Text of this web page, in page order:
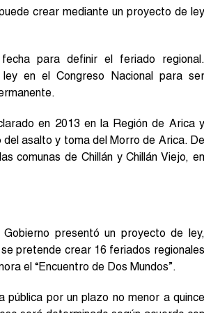
crear mediante un proyecto de ley
para definir el feriado regional.
en el Congreso Nacional para ser
en 2013 en la Región de Arica y
asalto y toma del Morro de Arica. De
comunas de Chillán y Chillán Viejo, en
presentó un proyecto de ley,
pretende crear 16 feriados regionales
el “Encuentro de Dos Mundos”.
pública por un plazo no menor a quince